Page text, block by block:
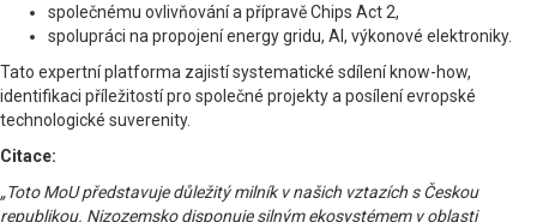
společnému ovlivňování a přípravě Chips Act 2,
spolupráci na propojení energy gridu, AI, výkonové elektroniky.
Tato expertní platforma zajistí systematické sdílení know-how,
identifikaci příležitostí pro společné projekty a posílení evropské
technologické suverenity.
Citace:
„Toto MoU představuje důležitý milník v našich vztazích s Českou
republikou. Nizozemsko disponuje silným ekosystémem v oblasti